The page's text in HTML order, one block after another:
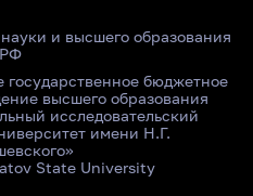
и высшего образования
РФ
бюджетное
высшего образования
исследовательский
имени Н.Г.
State University